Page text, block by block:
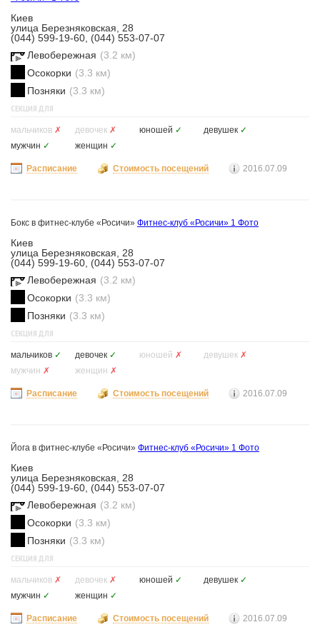
Киев
улица Березняковская, 28
(044) 599-19-60, (044) 553-07-07
Левобережная (3.2 км)
Осокорки (3.3 км)
Позняки (3.3 км)
СЕКЦИЯ ДЛЯ
мальчиков ✗ девочек ✗ юношей ✓ девушек ✓
мужчин ✓ женщин ✓
Расписание Стоимость посещений 2016.07.09
Бокс в фитнес-клубе «Росичи» Фитнес-клуб «Росичи» 1 Фото
Киев
улица Березняковская, 28
(044) 599-19-60, (044) 553-07-07
Левобережная (3.2 км)
Осокорки (3.3 км)
Позняки (3.3 км)
СЕКЦИЯ ДЛЯ
мальчиков ✓ девочек ✓ юношей ✗ девушек ✗
мужчин ✗ женщин ✗
Расписание Стоимость посещений 2016.07.09
Йога в фитнес-клубе «Росичи» Фитнес-клуб «Росичи» 1 Фото
Киев
улица Березняковская, 28
(044) 599-19-60, (044) 553-07-07
Левобережная (3.2 км)
Осокорки (3.3 км)
Позняки (3.3 км)
СЕКЦИЯ ДЛЯ
мальчиков ✗ девочек ✗ юношей ✓ девушек ✓
мужчин ✓ женщин ✓
Расписание Стоимость посещений 2016.07.09